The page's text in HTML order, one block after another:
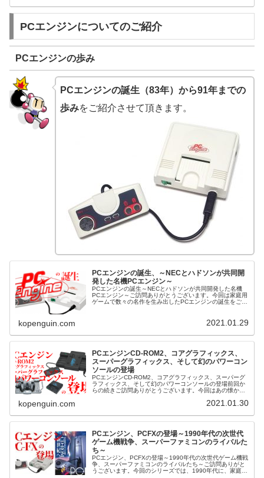
PCエンジンについてのご紹介
PCエンジンの歩み
PCエンジンの誕生（83年）から91年までの
歩みをご紹介させて頂きます。
PCエンジンの誕生、～NECとハドソンが共同開
発した名機PCエンジン～
PCエンジンの誕生～NECとハドソンが共同開発した名機
PCエンジン～ご訪問ありがとうございます。今回は家庭用
ゲームで数々の名作を生み出したPCエンジンの誕生をご紹
kopenguin.com 2021.01.29
PCエンジンCD-ROM2、コアグラフィックス、
スーパーグラフィックス、そして幻のパワーコン
ソールの登場
PCエンジンCD-ROM2、コアグラフィックス、スーパーグ
ラフィックス、そして幻のパワーコンソールの登場前回か
らの続きご訪問ありがとうございます。今回はあの懐かし
kopenguin.com 2021.01.30
PCエンジン、PCFXの登場～1990年代の次世代
ゲーム機戦争、スーパーファミコンのライバルた
ち～
PCエンジン、PCFXの登場～1990年代の次世代ゲーム機戦
争、スーパーファミコンのライバルたち～ご訪問ありがと
うございます。今回のシリーズでは、1990年代に、家庭用